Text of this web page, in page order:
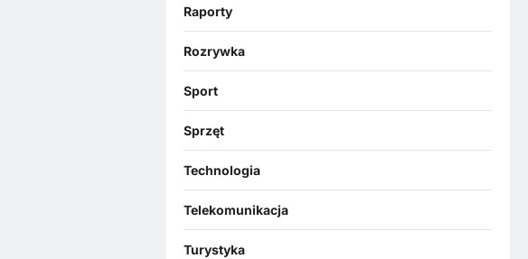
Raporty
Rozrywka
Sport
Sprzęt
Technologia
Telekomunikacja
Turystyka